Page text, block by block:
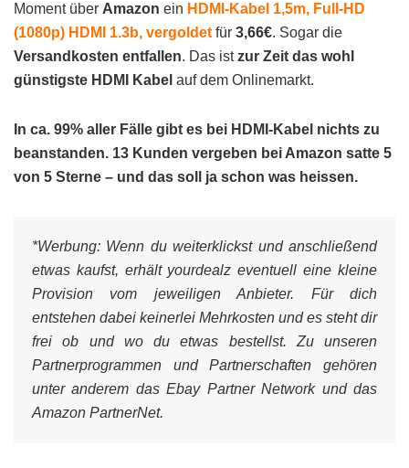
Moment über Amazon ein HDMI-Kabel 1,5m, Full-HD
(1080p) HDMI 1.3b, vergoldet für 3,66€. Sogar die
Versandkosten entfallen. Das istzur Zeit das wohl
günstigste HDMI Kabel auf dem Onlinemarkt.
In ca. 99% aller Fälle gibt es bei HDMI-Kabel nichts zu
beanstanden. 13 Kunden vergeben bei Amazon satte 5
von 5 Sterne – und das soll ja schon was heissen.
*Werbung: Wenn du weiterklickst und anschließend
etwas kaufst, erhält yourdealz eventuell eine kleine
Provision vom jeweiligen Anbieter. Für dich
entstehen dabei keinerlei Mehrkosten und es steht dir
frei ob und wo du etwas bestellst. Zu unseren
Partnerprogrammen und Partnerschaften gehören
unter anderem das Ebay Partner Network und das
Amazon PartnerNet.